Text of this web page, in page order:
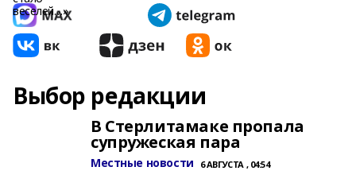
Выбор редакции
В Стерлитамаке пропала
супружеская пара
Местные новости 6 АВГУСТА , 04:54